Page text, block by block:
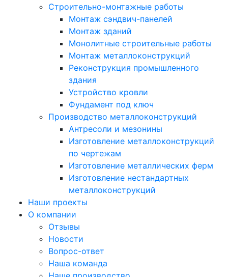
Строительно-монтажные работы
Монтаж сэндвич-панелей
Монтаж зданий
Монолитные строительные работы
Монтаж металлоконструкций
Реконструкция промышленного
здания
Устройство кровли
Фундамент под ключ
Производство металлоконструкций
Антресоли и мезонины
Изготовление металлоконструкций
по чертежам
Изготовление металлических ферм
Изготовление нестандартных
металлоконструкций
Наши проекты
О компании
Отзывы
Новости
Вопрос-ответ
Наша команда